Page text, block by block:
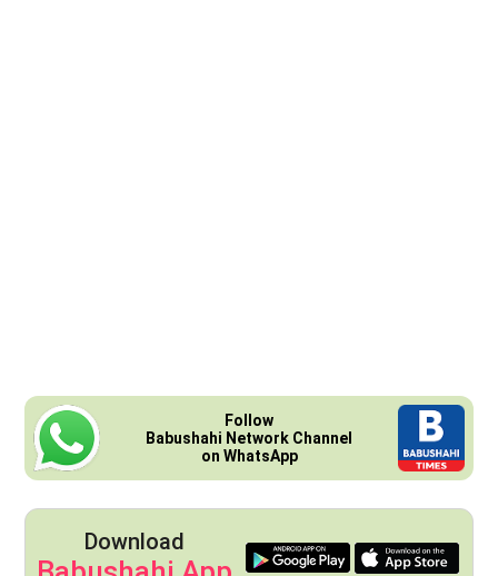
Follow
Babushahi Network Channel
on WhatsApp
Download